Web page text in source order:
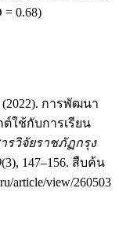
= 0.68)
การพัฒนา
ใช้กับการเรียน
รวิจัยราชภัฏกรุง
(3), 147–156. สืบค้น
article/view/260503